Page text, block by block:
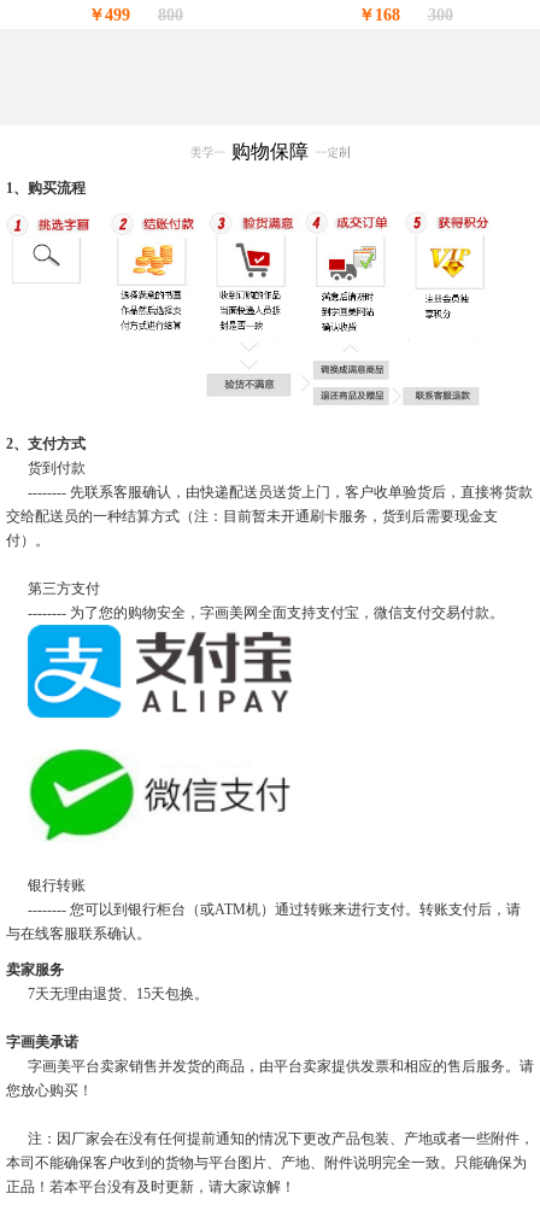
￥499 800 ￥168 300
购物保障
1、购买流程
2、支付方式
货到付款
-------- 先联系客服确认，由快递配送员送货上门，客户收单验货后，直接将货款
交给配送员的一种结算方式（注：目前暂未开通刷卡服务，货到后需要现金支
付）。
第三方支付
-------- 为了您的购物安全，字画美网全面支持支付宝，微信支付交易付款。
银行转账
-------- 您可以到银行柜台（或ATM机）通过转账来进行支付。转账支付后，请
与在线客服联系确认。
卖家服务
7天无理由退货、15天包换。
字画美承诺
字画美平台卖家销售并发货的商品，由平台卖家提供发票和相应的售后服务。请
您放心购买！
注：因厂家会在没有任何提前通知的情况下更改产品包装、产地或者一些附件，
本司不能确保客户收到的货物与平台图片、产地、附件说明完全一致。只能确保为
正品！若本平台没有及时更新，请大家谅解！